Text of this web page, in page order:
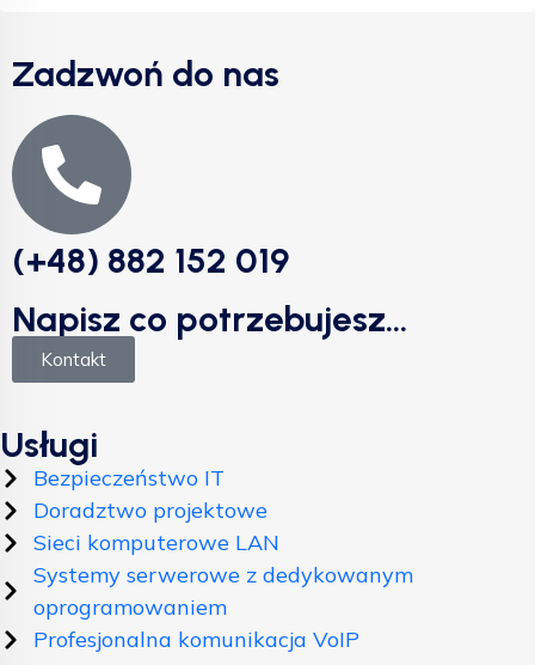
Zadzwoń do nas
(+48) 882 152 019
Napisz co potrzebujesz...
Kontakt
Usługi
Bezpieczeństwo IT
Doradztwo projektowe
Sieci komputerowe LAN
Systemy serwerowe z dedykowanym
oprogramowaniem
Profesjonalna komunikacja VoIP